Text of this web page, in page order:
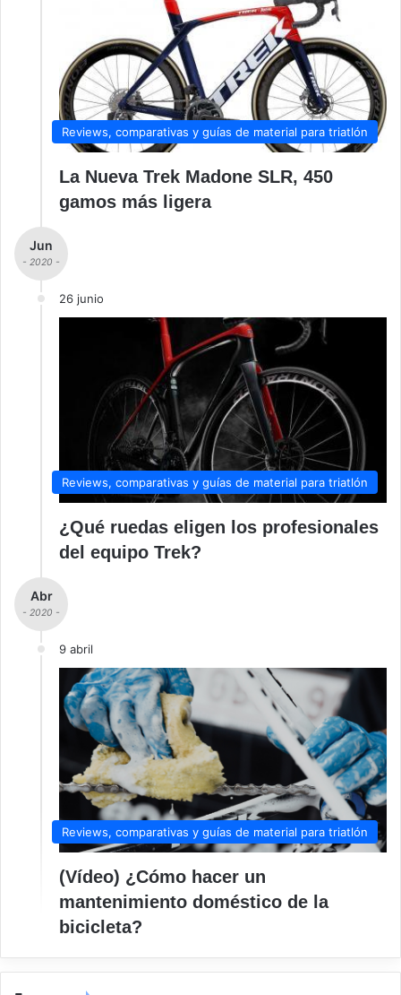
Reviews, comparativas y guías de material para triatlón
La Nueva Trek Madone SLR, 450
gamos más ligera
Jun
- 2020 -
26 junio
Reviews, comparativas y guías de material para triatlón
¿Qué ruedas eligen los profesionales
del equipo Trek?
Abr
- 2020 -
9 abril
Reviews, comparativas y guías de material para triatlón
(Vídeo) ¿Cómo hacer un
mantenimiento doméstico de la
bicicleta?